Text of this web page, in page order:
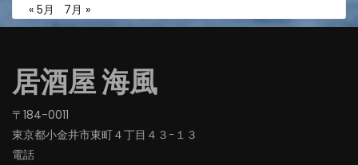
« 5月 7月 »
居酒屋 海風
〒184-0011
東京都小金井市東町４丁目４３−１３
電話